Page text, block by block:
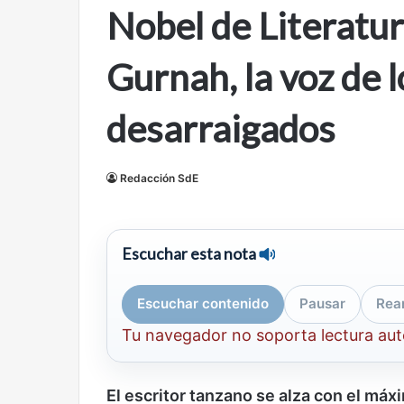
Nobel de
Gurnah, la voz de
desarraigados
Redacción SdE
Escuchar esta nota
Escuchar contenido Pausar
Tu navegador no soporta lectura
El escritor tanzano se alza con el
mirada diferente
nuevo
espacio
el
arte
la
Abre la Sala
para el arte y la
dragón